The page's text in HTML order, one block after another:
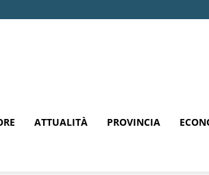
ATTUALITÀ PROVINCIA